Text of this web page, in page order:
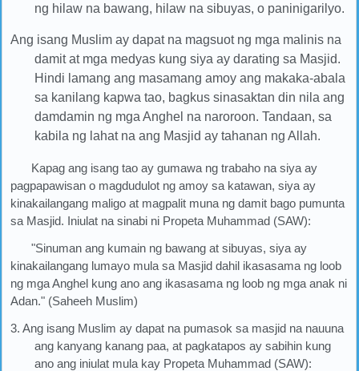
ng hilaw na bawang, hilaw na sibuyas, o paninigarilyo.
Ang isang Muslim ay dapat na magsuot ng mga malinis na
damit at mga medyas kung siya ay darating sa Masjid.
Hindi lamang ang masamang amoy ang makaka-abala
sa kanilang kapwa tao, bagkus sinasaktan din nila ang
damdamin ng mga Anghel na naroroon. Tandaan, sa
kabila ng lahat na ang Masjid ay tahanan ng Allah.
Kapag ang isang tao ay gumawa ng trabaho na siya ay
pagpapawisan o magdudulot ng amoy sa katawan, siya ay
kinakailangang maligo at magpalit muna ng damit bago pumunta
sa Masjid. Iniulat na sinabi ni Propeta Muhammad (SAW):
"Sinuman ang kumain ng bawang at sibuyas, siya ay
kinakailangang lumayo mula sa Masjid dahil ikasasama ng loob
ng mga Anghel kung ano ang ikasasama ng loob ng mga anak ni
Adan." (Saheeh Muslim)
3. Ang isang Muslim ay dapat na pumasok sa masjid na nauuna
ang kanyang kanang paa, at pagkatapos ay sabihin kung
ano ang iniulat mula kay Propeta Muhammad (SAW):